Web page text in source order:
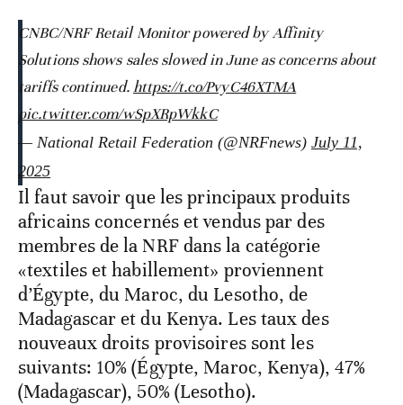
CNBC/NRF Retail Monitor powered by Affinity
Solutions shows sales slowed in June as concerns about
tariffs continued.https://t.co/PvyC46XTMA
pic.twitter.com/wSpXRpWkkC
— National Retail Federation (@NRFnews) July 11,
2025
Il faut savoir que les principaux produits
africains concernés et vendus par des
membres de la NRF dans la catégorie
«textiles et habillement» proviennent
d’Égypte, du Maroc, du Lesotho, de
Madagascar et du Kenya. Les taux des
nouveaux droits provisoires sont les
suivants: 10% (Égypte, Maroc, Kenya), 47%
(Madagascar), 50% (Lesotho).